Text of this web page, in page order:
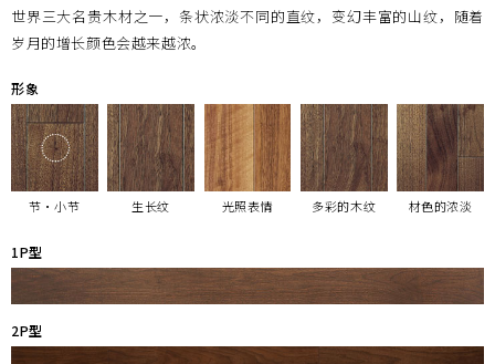
世界三大名贵木材之一，条状浓淡不同的直纹，变幻丰富的山纹，随着
岁月的增长颜色会越来越浓。
形象
节・小节 生长纹 光照表情 多彩的木纹 材色的浓淡
1P型
2P型